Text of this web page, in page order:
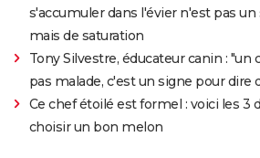
s'accumuler dans l'évier n'est pas un
mais de saturation
Tony Silvestre, éducateur canin :
pas malade, c'est un signe pour dire
Ce chef étoilé est formel : voici les 3
choisir un bon melon